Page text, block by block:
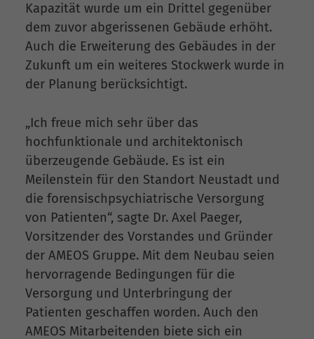
Kapazität wurde um ein Drittel gegenüber
dem zuvor abgerissenen Gebäude erhöht.
Auch die Erweiterung des Gebäudes in der
Zukunft um ein weiteres Stockwerk wurde in
der Planung berücksichtigt.
„Ich freue mich sehr über das
hochfunktionale und architektonisch
überzeugende Gebäude. Es ist ein
Meilenstein für den Standort Neustadt und
die forensischpsychiatrische Versorgung
von Patienten“, sagte Dr. Axel Paeger,
Vorsitzender des Vorstandes und Gründer
der AMEOS Gruppe. Mit dem Neubau seien
hervorragende Bedingungen für die
Versorgung und Unterbringung der
Patienten geschaffen worden. Auch den
AMEOS Mitarbeitenden biete sich ein